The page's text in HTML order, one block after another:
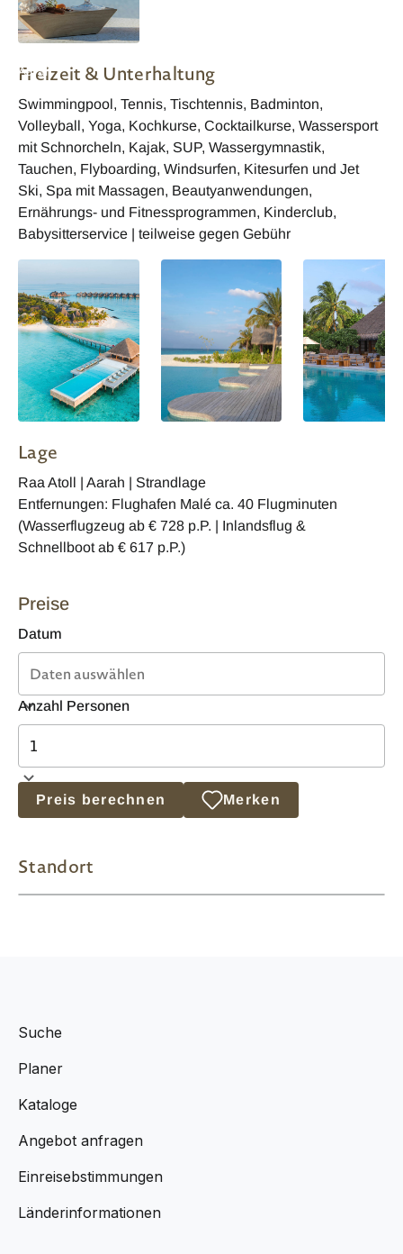
Aarah
Freizeit & Unterhaltung
Swimmingpool, Tennis, Tischtennis, Badminton,
Volleyball, Yoga, Kochkurse, Cocktailkurse, Wassersport
mit Schnorcheln, Kajak, SUP, Wassergymnastik,
Tauchen, Flyboarding, Windsurfen, Kitesurfen und Jet
Ski, Spa mit Massagen, Beautyanwendungen,
Ernährungs- und Fitnessprogrammen, Kinderclub,
Babysitterservice | teilweise gegen Gebühr
Lage
Raa Atoll | Aarah | Strandlage
Entfernungen: Flughafen Malé ca. 40 Flugminuten
(Wasserflugzeug ab € 728 p.P. | Inlandsflug &
Schnellboot ab € 617 p.P.)
Preise
Datum
Anzahl Personen
Preis berechnen Merken
Standort
Suche
Planer
Kataloge
Angebot anfragen
Einreisebstimmungen
Länderinformationen